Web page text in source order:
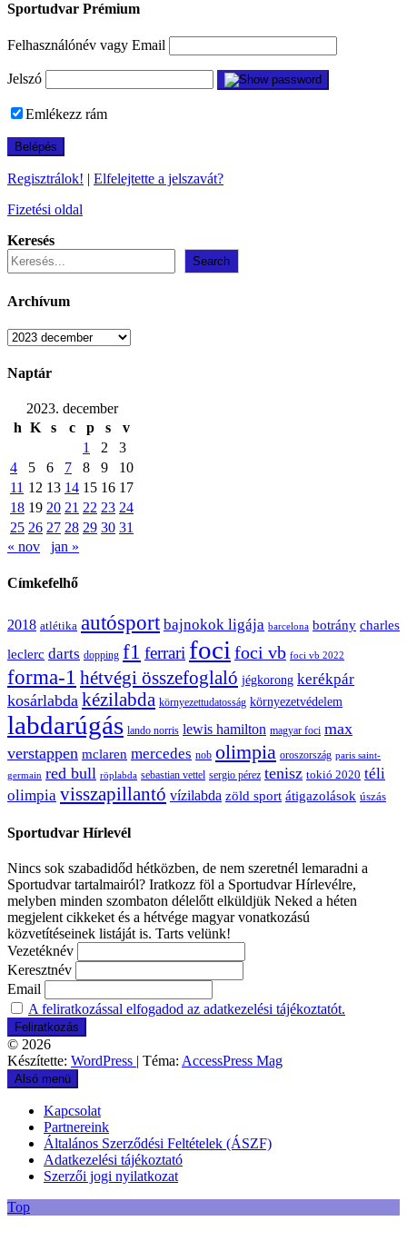
Sportudvar Prémium
Felhasználónév vagy Email
Jelszó
Emlékezz rám
Regisztrálok! | Elfelejtette a jelszavát?
Fizetési oldal
Keresés
Search
Archívum
Archívum
Naptár
2023. december
h K s c p s
v
1
2
3
4
5 6 7 8 9
10
11 12 13 14 15 16 17
18 19 20 21 22 23 24
25 26 27 28 29 30 31
« nov
jan »
Címkefelhő
2018 atlétika autósport bajnokok ligája barcelona botrány charles
leclerc darts dopping f1 ferrari foci foci vb foci vb 2022
forma-1 hétvégi összefoglaló jégkorong kerékpár
kosárlabda kézilabda környezettudatosság környezetvédelem
labdarúgás lando norris lewis hamilton magyar foci max
verstappen mclaren mercedes nob olimpia oroszország paris saint-
germain red bull röplabda sebastian vettel sergio pérez tenisz tokió 2020 téli
olimpia visszapillantó vízilabda zöld sport átigazolások úszás
Sportudvar Hírlevél
Nincs sok szabadidőd hétközben, de nem szeretnél lemaradni a
Sportudvar tartalmairól? Iratkozz föl a Sportudvar Hírlevélre,
melyben minden szombaton délelőtt elküldjük Neked a héten
megjelent cikkeket és a hétvége magyar vonatkozású
közvetítéseinek listáját is. Tarts velünk!
Vezetéknév
Keresztnév
Email
A feliratkozással elfogadod az adatkezelési tájékoztatót.
© 2026
Készítette: WordPress | Téma: AccessPress Mag
Alsó menü
Kapcsolat
Partnereink
Általános Szerződési Feltételek (ÁSZF)
Adatkezelési tájékoztató
Szerzői jogi nyilatkozat
Top